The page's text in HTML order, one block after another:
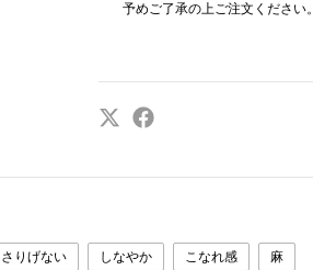
予めご了承の上ご注文ください。
さりげない しなやか こなれ感 麻